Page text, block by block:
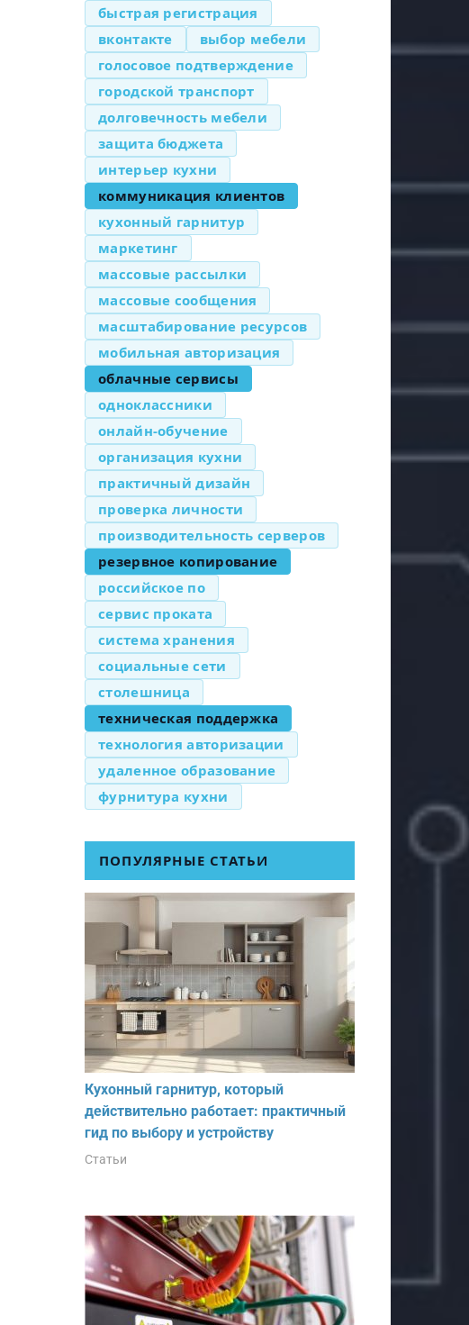
быстрая регистрация
вконтакте
выбор мебели
голосовое подтверждение
городской транспорт
долговечность мебели
защита бюджета
интерьер кухни
коммуникация клиентов
кухонный гарнитур
маркетинг
массовые рассылки
массовые сообщения
масштабирование ресурсов
мобильная авторизация
облачные сервисы
одноклассники
онлайн-обучение
организация кухни
практичный дизайн
проверка личности
производительность серверов
резервное копирование
российское по
сервис проката
система хранения
социальные сети
столешница
техническая поддержка
технология авторизации
удаленное образование
фурнитура кухни
ПОПУЛЯРНЫЕ СТАТЬИ
Кухонный гарнитур, который
действительно работает: практичный
гид по выбору и устройству
Статьи